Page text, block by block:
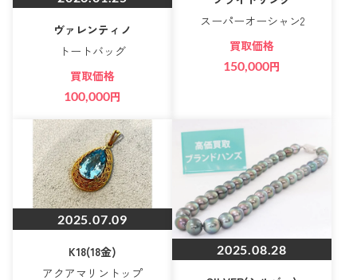
ヴァレンティノ
トートバッグ
買取価格
100,000円
スーパーオーシャン2
買取価格
150,000円
2025.07.09
K18(18金)
アクアマリントップ
2025.08.28